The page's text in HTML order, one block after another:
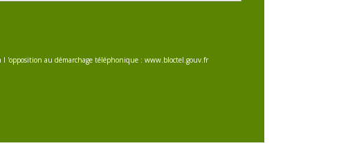
l 'opposition au démarchage téléphonique : www.bloctel.gouv.fr